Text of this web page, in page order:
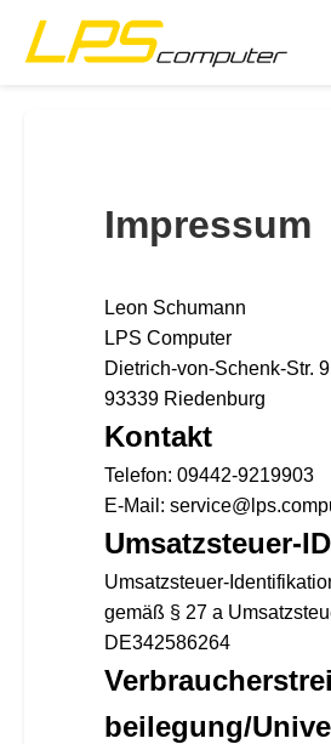
eBay-kauppa
Impressum
Leon Schumann
LPS Computer
Dietrich-von-Schenk-Str. 9
93339 Riedenburg
Kontakt
Telefon: 09442-9219903
E-Mail:
Umsatzsteuer-ID
Umsatzsteuer-
gemäß § 27 a
DE342586264
beilegung/